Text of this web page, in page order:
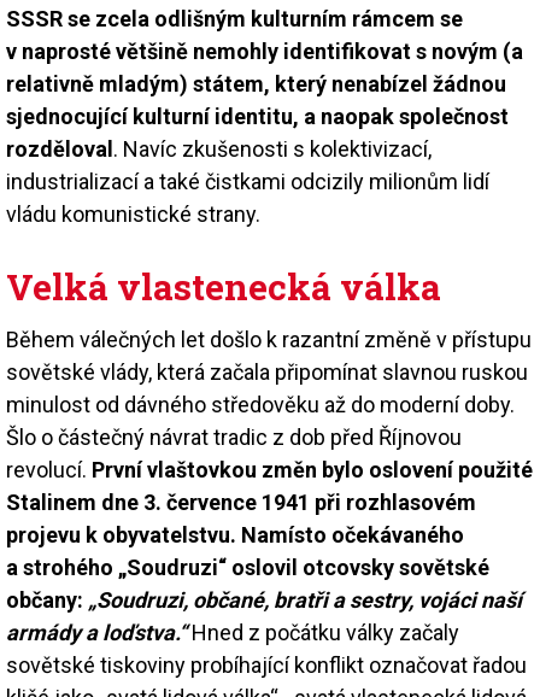
SSSR se zcela odlišným kulturním rámcem se
v naprosté většině nemohly identifikovat s novým (a
relativně mladým) státem, který nenabízel žádnou
sjednocující kulturní identitu, a naopak společnost
rozděloval. Navíc zkušenosti s kolektivizací,
industrializací a také čistkami odcizily milionům lidí
vládu komunistické strany.
Velká vlastenecká válka
Během válečných let došlo k razantní změně v přístupu
sovětské vlády, která začala připomínat slavnou ruskou
minulost od dávného středověku až do moderní doby.
Šlo o částečný návrat tradic z dob před Říjnovou
revolucí. První vlaštovkou změn bylo oslovení použité
Stalinem dne 3. července 1941 při rozhlasovém
projevu k obyvatelstvu. Namísto očekávaného
a strohého „Soudruzi“ oslovil otcovsky sovětské
občany: „Soudruzi, občané, bratři a sestry, vojáci naší
armády a loďstva.“Hned z počátku války začaly
sovětské tiskoviny probíhající konflikt označovat řadou